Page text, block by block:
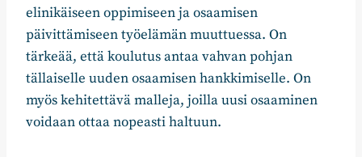
elinikäiseen oppimiseen ja osaamisen
päivittämiseen työelämän muuttuessa. On
tärkeää, että koulutus antaa vahvan pohjan
tällaiselle uuden osaamisen hankkimiselle. On
myös kehitettävä malleja, joilla uusi osaaminen
voidaan ottaa nopeasti haltuun.